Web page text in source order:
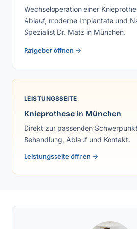
Wechseloperation einer
Ablauf, moderne Implantate und
Spezialist Dr. Matz in München.
Ratgeber öffnen →
LEISTUNGSSEITE
Knieprothese in München
Direkt zur passenden
Behandlung, Ablauf und Kontakt.
Leistungsseite öffnen →